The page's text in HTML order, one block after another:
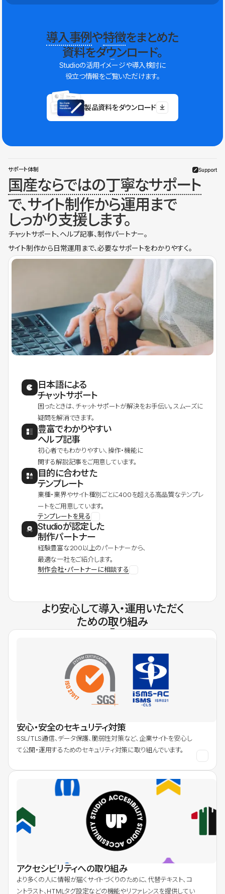
導入事例や特徴をまとめた
資料をダウンロード。
Studioの活用イメージや導入検討に
役立つ情報をご覧いただけます。
製品資料をダウンロード
サポート体制 Support
国産ならではの丁寧なサポート
で、サイト制作から運用まで
しっかり支援します。
チャットサポート、ヘルプ記事、制作パートナー。
サイト制作から日常運用まで、必要なサポートをわかりやすく。
日本語による
チャットサポート
困ったときは、チャットサポートが解決をお手伝い。スムーズに
疑問を解消できます。
豊富でわかりやすい
ヘルプ記事
初心者でもわかりやすい、操作・機能に
関する解説記事をご用意しています。
目的に合わせた
テンプレート
業種・業界やサイト種別ごとに400を超える高品質なテンプレ
ートをご用意しています。
テンプレートを見る
Studioが認定した
制作パートナー
経験豊富な200以上のパートナーから、
最適な一社をご紹介します。
制作会社・パートナーに相談する
より安心して導入・運用いただく
ための取り組み
安心・安全のセキュリティ対策
SSL/TLS通信、データ保護、脆弱性対策など、企業サイトを安心し
て公開・運用するためのセキュリティ対策に取り組んでいます。
アクセシビリティへの取り組み
より多くの人に情報が届くサイトづくりのために、代替テキスト、コ
ントラスト、HTMLタグ設定などの機能やリファレンスを提供してい